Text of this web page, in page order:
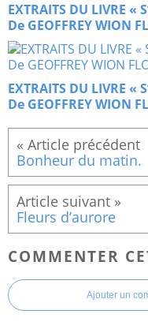
EXTRAITS DU LIVRE «
De GEOFFREY WION
EXTRAITS DU LIVRE «
De GEOFFREY WION
Bonheur du matin.
Fleurs d’aurore
COMMENTER
Ajouter un